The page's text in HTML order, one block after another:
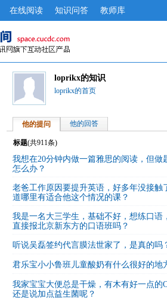
在线阅读 知识问答 教师库
loprikx的知识
loprikx的首页
他的提问 他的回答
标题(共911条)
我想在20分钟内做一篇雅思的阅读，但做
怎么办？
老爸工作原因要提升英语，好多年没接触
道哪里有适合他这个情况的课？
我是一名大三学生，基础不好，想练口语
直接报北京新东方的口语班吗？
听说吴磊签约代言膜法世家了，是真的吗
君乐宝小小鲁班儿童酸奶有什么很好的地
我家宝宝大便总是干燥，有木有好一点的
还是说加点益生菌呢？